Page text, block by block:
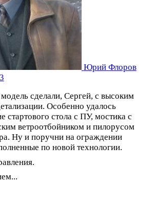
Юрий Флоров
сделали, Сергей, с высоким
Особенно удалось
стартового стола с ПУ, мостика с
ветроотбойником и пилорусом
Ну и поручни на ограждении
по новой технологии.